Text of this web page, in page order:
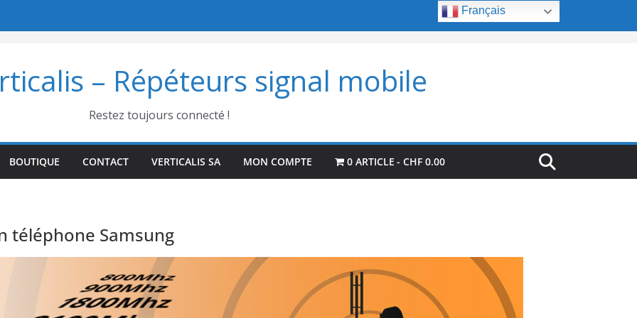
– Répéteurs signal mobile
Restez toujours connecté !
BOUTIQUE CONTACT VERTICALIS SA MON COMPTE 0 ARTICLE CHF 0.00
téléphone Samsung
Français